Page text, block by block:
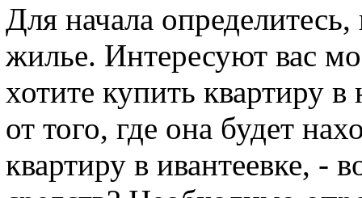
Для начала
жилье. Интересуют вас
хотите купить квартиру
от того, где она будет
квартиру в ивантеевке, -